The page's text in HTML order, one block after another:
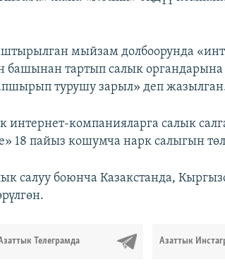
мыйзам долбоорунда
тартып салык
турушу зарыл» деп
интернет-компанияларга салык
18 пайыз кошумча нарк салыгын
салуу боюнча Казакстанда,
Телеграмда Азаттык